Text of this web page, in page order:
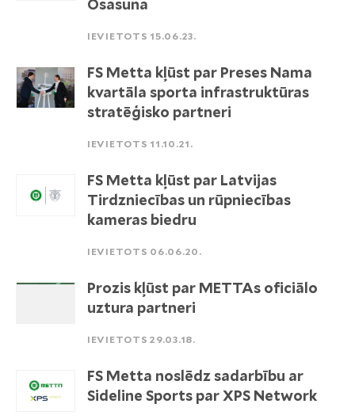
Osasuna
IEVIETOTS 15.06.23.
FS Metta kļūst par Preses Nama
kvartāla sporta infrastruktūras
stratēģisko partneri
IEVIETOTS 11.10.21.
FS Metta kļūst par Latvijas
Tirdzniecības un rūpniecības
kameras biedru
IEVIETOTS 06.06.20.
Prozis kļūst par METTAs oficiālo
uztura partneri
IEVIETOTS 29.03.18.
FS Metta noslēdz sadarbību ar
Sideline Sports par XPS Network